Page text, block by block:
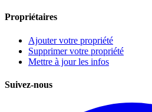
Propriétaires
Ajouter votre propriété
Supprimer votre propriété
Mettre à jour les infos
Suivez-nous